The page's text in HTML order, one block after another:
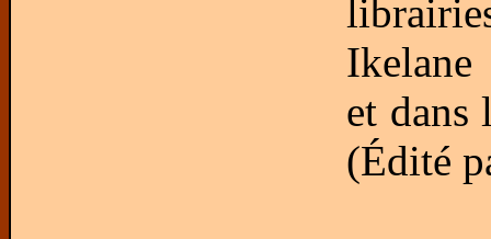
et dans
(Édité